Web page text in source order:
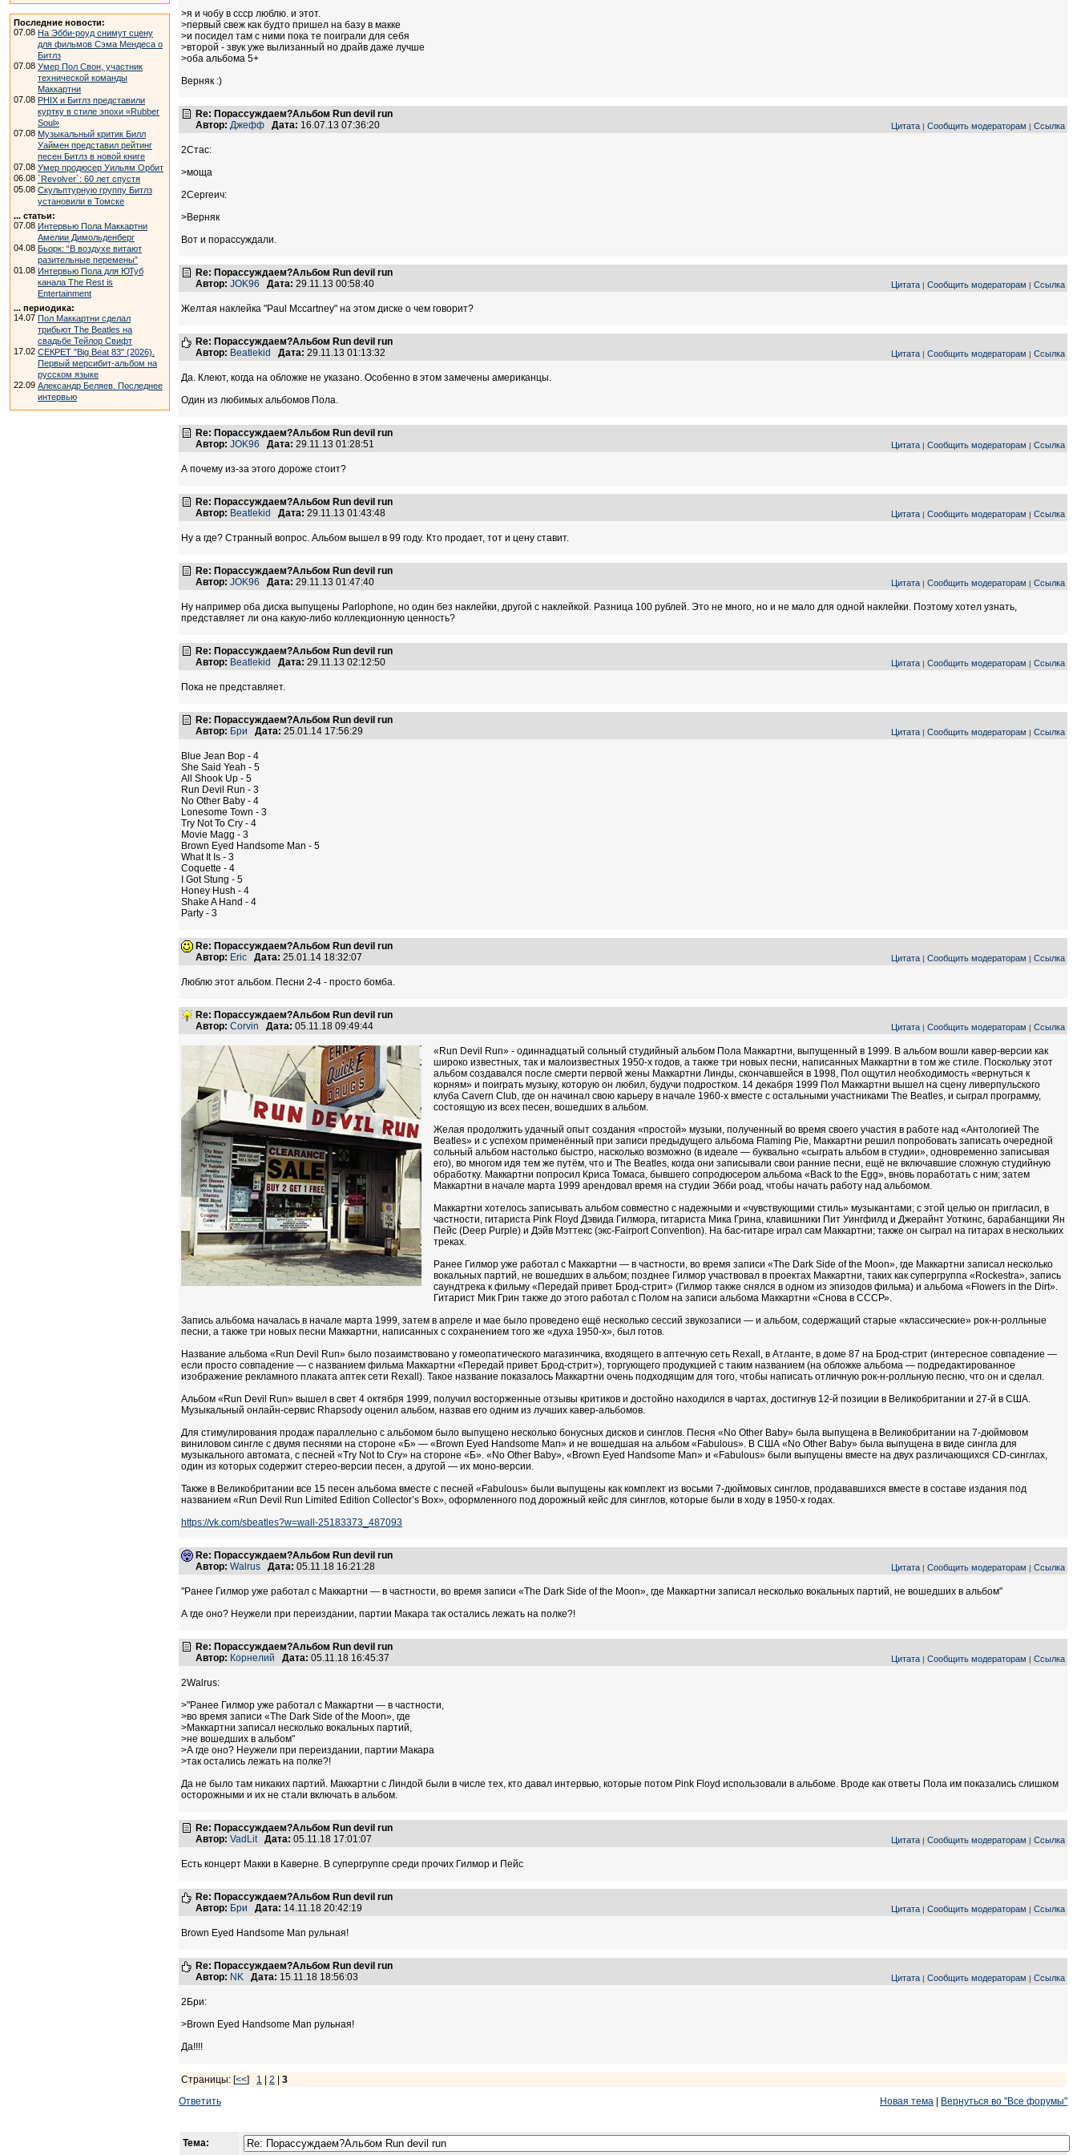
Последние новости:
07.08 На Эбби-роуд снимут сцену
для фильмов Сэма Мендеса о
Битлз
07.08 Умер Пол Свон, участник
технической команды
Маккартни
07.08 PHIX и Битлз представили
куртку в стиле эпохи «Rubber
Soul»
07.08 Музыкальный критик Билл
Уаймен представил рейтинг
песен Битлз в новой книге
07.08 Умер продюсер Уильям Орбит
06.08 `Revolver`: 60 лет спустя
05.08 Скульптурную группу Битлз
установили в Томске
... статьи:
07.08 Интервью Пола Маккартни
Амелии Димольденберг
04.08 Бьорк: “В воздухе витают
разительные перемены”
01.08 Интервью Пола для ЮТуб
канала The Rest is
Entertainment
... периодика:
14.07 Пол Маккартни сделал
трибьют The Beatles на
свадьбе Тейлор Свифт
17.02 СЕКРЕТ "Big Beat 83" (2026).
Первый мерсибит-альбом на
русском языке
22.09 Александр Беляев. Последнее
интервью
>я и чобу в ссср люблю. и этот.
>первый свеж как будто пришел на базу в макке
>и посидел там с ними пока те поиграли для себя
>второй - звук уже вылизанный но драйв даже лучше
>оба альбома 5+
Верняк :)
Re: Порассуждаем?Альбом Run devil run
Автор: Джефф Дата: 16.07.13 07:36:20 Цитата | Сообщить модераторам | Ссылка
2Стас:
>моща
2Сергеич:
>Верняк
Вот и порассуждали.
Re: Порассуждаем?Альбом Run devil run
Автор: JOK96 Дата: 29.11.13 00:58:40 Цитата | Сообщить модераторам | Ссылка
Желтая наклейка "Paul Mccartney" на этом диске о чем говорит?
Re: Порассуждаем?Альбом Run devil run
Автор: Beatlekid Дата: 29.11.13 01:13:32 Цитата | Сообщить модераторам | Ссылка
Да. Клеют, когда на обложке не указано. Особенно в этом замечены американцы.
Один из любимых альбомов Пола.
Re: Порассуждаем?Альбом Run devil run
Автор: JOK96 Дата: 29.11.13 01:28:51 Цитата | Сообщить модераторам | Ссылка
А почему из-за этого дороже стоит?
Re: Порассуждаем?Альбом Run devil run
Автор: Beatlekid Дата: 29.11.13 01:43:48 Цитата | Сообщить модераторам | Ссылка
Ну а где? Странный вопрос. Альбом вышел в 99 году. Кто продает, тот и цену ставит.
Re: Порассуждаем?Альбом Run devil run
Автор: JOK96 Дата: 29.11.13 01:47:40 Цитата | Сообщить модераторам | Ссылка
Ну например оба диска выпущены Parlophone, но один без наклейки, другой с наклейкой. Разница 100 рублей. Это не много, но и не мало для одной наклейки. Поэтому хотел узнать,
представляет ли она какую-либо коллекционную ценность?
Re: Порассуждаем?Альбом Run devil run
Автор: Beatlekid Дата: 29.11.13 02:12:50 Цитата | Сообщить модераторам | Ссылка
Пока не представляет.
Re: Порассуждаем?Альбом Run devil run
Автор: Бри Дата: 25.01.14 17:56:29 Цитата | Сообщить модераторам | Ссылка
Blue Jean Bop - 4
She Said Yeah - 5
All Shook Up - 5
Run Devil Run - 3
No Other Baby - 4
Lonesome Town - 3
Try Not To Cry - 4
Movie Magg - 3
Brown Eyed Handsome Man - 5
What It Is - 3
Coquette - 4
I Got Stung - 5
Honey Hush - 4
Shake A Hand - 4
Party - 3
Re: Порассуждаем?Альбом Run devil run
Автор: Eric Дата: 25.01.14 18:32:07 Цитата | Сообщить модераторам | Ссылка
Люблю этот альбом. Песни 2-4 - просто бомба.
Re: Порассуждаем?Альбом Run devil run
Автор: Corvin Дата: 05.11.18 09:49:44 Цитата | Сообщить модераторам | Ссылка
«Run Devil Run» - одиннадцатый сольный студийный альбом Пола Маккартни, выпущенный в 1999. В альбом вошли кавер-версии как
широко известных, так и малоизвестных 1950-х годов, а также три новых песни, написанных Маккартни в том же стиле. Поскольку этот
альбом создавался после смерти первой жены Маккартни Линды, скончавшейся в 1998, Пол ощутил необходимость «вернуться к
корням» и поиграть музыку, которую он любил, будучи подростком. 14 декабря 1999 Пол Маккартни вышел на сцену ливерпульского
клуба Cavern Club, где он начинал свою карьеру в начале 1960-х вместе с остальными участниками The Beatles, и сыграл программу,
состоящую из всех песен, вошедших в альбом.
Желая продолжить удачный опыт создания «простой» музыки, полученный во время своего участия в работе над «Антологией The
Beatles» и с успехом применённый при записи предыдущего альбома Flaming Pie, Маккартни решил попробовать записать очередной
сольный альбом настолько быстро, насколько возможно (в идеале — буквально «сыграть альбом в студии», одновременно записывая
его), во многом идя тем же путём, что и The Beatles, когда они записывали свои ранние песни, ещё не включавшие сложную студийную
обработку. Маккартни попросил Криса Томаса, бывшего сопродюсером альбома «Back to the Egg», вновь поработать с ним; затем
Маккартни в начале марта 1999 арендовал время на студии Эбби роад, чтобы начать работу над альбомом.
Маккартни хотелось записывать альбом совместно с надежными и «чувствующими стиль» музыкантами; с этой целью он пригласил, в
частности, гитариста Pink Floyd Дэвида Гилмора, гитариста Мика Грина, клавишники Пит Уингфилд и Джерайнт Уоткинс, барабанщики Ян
Пейс (Deep Purple) и Дэйв Мэттекс (экс-Fairport Convention). На бас-гитаре играл сам Маккартни; также он сыграл на гитарах в нескольких
треках.
Ранее Гилмор уже работал с Маккартни — в частности, во время записи «The Dark Side of the Moon», где Маккартни записал несколько
вокальных партий, не вошедших в альбом; позднее Гилмор участвовал в проектах Маккартни, таких как супергруппа «Rockestra», запись
саундтрека к фильму «Передай привет Брод-стрит» (Гилмор также снялся в одном из эпизодов фильма) и альбома «Flowers in the Dirt».
Гитарист Мик Грин также до этого работал с Полом на записи альбома Маккартни «Снова в СССР».
Запись альбома началась в начале марта 1999, затем в апреле и мае было проведено ещё несколько сессий звукозаписи — и альбом, содержащий старые «классические» рок-н-ролльные
песни, а также три новых песни Маккартни, написанных с сохранением того же «духа 1950-х», был готов.
Название альбома «Run Devil Run» было позаимствовано у гомеопатического магазинчика, входящего в аптечную сеть Rexall, в Атланте, в доме 87 на Брод-стрит (интересное совпадение —
если просто совпадение — с названием фильма Маккартни «Передай привет Брод-стрит»), торгующего продукцией с таким названием (на обложке альбома — подредактированное
изображение рекламного плаката аптек сети Rexall). Такое название показалось Маккартни очень подходящим для того, чтобы написать отличную рок-н-ролльную песню, что он и сделал.
Альбом «Run Devil Run» вышел в свет 4 октября 1999, получил восторженные отзывы критиков и достойно находился в чартах, достигнув 12-й позиции в Великобритании и 27-й в США.
Музыкальный онлайн-сервис Rhapsody оценил альбом, назвав его одним из лучших кавер-альбомов.
Для стимулирования продаж параллельно с альбомом было выпущено несколько бонусных дисков и синглов. Песня «No Other Baby» была выпущена в Великобритании на 7-дюймовом
виниловом сингле с двумя песнями на стороне «Б» — «Brown Eyed Handsome Man» и не вошедшая на альбом «Fabulous». В США «No Other Baby» была выпущена в виде сингла для
музыкального автомата, с песней «Try Not to Cry» на стороне «Б». «No Other Baby», «Brown Eyed Handsome Man» и «Fabulous» были выпущены вместе на двух различающихся CD-синглах,
один из которых содержит стерео-версии песен, а другой — их моно-версии.
Также в Великобритании все 15 песен альбома вместе с песней «Fabulous» были выпущены как комплект из восьми 7-дюймовых синглов, продававшихся вместе в составе издания под
названием «Run Devil Run Limited Edition Collector’s Box», оформленного под дорожный кейс для синглов, которые были в ходу в 1950-х годах.
https://vk.com/sbeatles?w=wall-25183373_487093
Re: Порассуждаем?Альбом Run devil run
Автор: Walrus Дата: 05.11.18 16:21:28 Цитата | Сообщить модераторам | Ссылка
"Ранее Гилмор уже работал с Маккартни — в частности, во время записи «The Dark Side of the Moon», где Маккартни записал несколько вокальных партий, не вошедших в альбом"
А где оно? Неужели при переиздании, партии Макара так остались лежать на полке?!
Re: Порассуждаем?Альбом Run devil run
Автор: Корнелий Дата: 05.11.18 16:45:37 Цитата | Сообщить модераторам | Ссылка
2Walrus:
>"Ранее Гилмор уже работал с Маккартни — в частности,
>во время записи «The Dark Side of the Moon», где
>Маккартни записал несколько вокальных партий,
>не вошедших в альбом"
>А где оно? Неужели при переиздании, партии Макара
>так остались лежать на полке?!
Да не было там никаких партий. Маккартни с Линдой были в числе тех, кто давал интервью, которые потом Pink Floyd использовали в альбоме. Вроде как ответы Пола им показались слишком
осторожными и их не стали включать в альбом.
Re: Порассуждаем?Альбом Run devil run
Автор: VadLit Дата: 05.11.18 17:01:07 Цитата | Сообщить модераторам | Ссылка
Есть концерт Макки в Каверне. В супергруппе среди прочих Гилмор и Пейс
Re: Порассуждаем?Альбом Run devil run
Автор: Бри Дата: 14.11.18 20:42:19 Цитата | Сообщить модераторам | Ссылка
Brown Eyed Handsome Man рульная!
Re: Порассуждаем?Альбом Run devil run
Автор: NK Дата: 15.11.18 18:56:03 Цитата | Сообщить модераторам | Ссылка
2Бри:
>Brown Eyed Handsome Man рульная!
Да!!!!
Страницы: [<<] 1 2
3
Ответить
Новая тема Вернуться во "Все форумы"
Тема: